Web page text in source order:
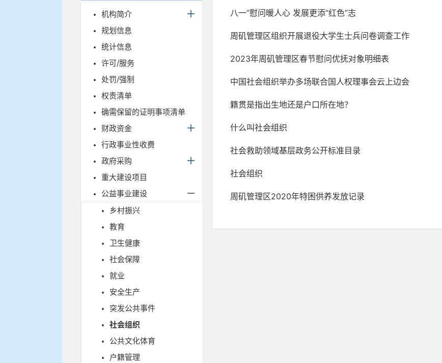
机构简介
规划信息
统计信息
许可/服务
处罚/强制
权责清单
确需保留的证明事项清单
财政资金
行政事业性收费
政府采购
重大建设项目
公益事业建设
乡村振兴
教育
卫生健康
社会保障
就业
安全生产
突发公共事件
社会组织
公共文化体育
户籍管理
八一”慰问暖人心 发展更添“红色”志
周矶管理区组织开展退役大学生士兵问卷调查工作
2023年周矶管理区春节慰问优抚对象明细表
中国社会组织举办多场联合国人权理事会云上边会
籍贯是指出生地还是户口所在地？
什么叫社会组织
社会救助领域基层政务公开标准目录
社会组织
周矶管理区2020年特困供养发放记录